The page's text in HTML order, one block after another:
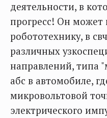
деятельности, в
прогресс! Он
робототехнику, в
различных
направлений, типа
абс в автомобиле,
микровольтовой
электрического